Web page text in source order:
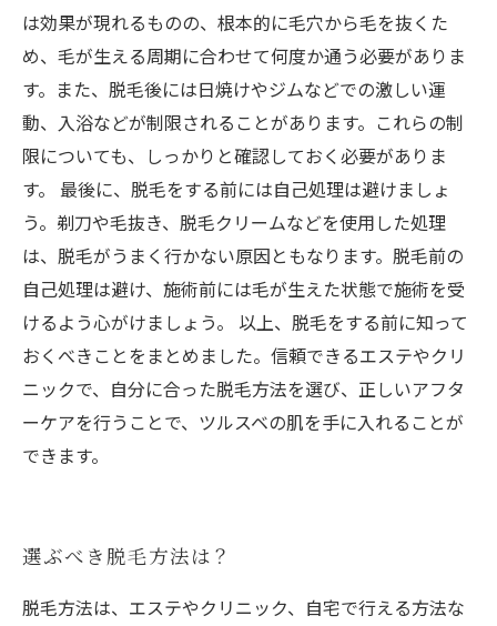
は効果が現れるものの、根本的に毛穴から毛を抜くた
め、毛が生える周期に合わせて何度か通う必要がありま
す。また、脱毛後には日焼けやジムなどでの激しい運
動、入浴などが制限されることがあります。これらの制
限についても、しっかりと確認しておく必要がありま
す。 最後に、脱毛をする前には自己処理は避けましょ
う。剃刀や毛抜き、脱毛クリームなどを使用した処理
は、脱毛がうまく行かない原因ともなります。脱毛前の
自己処理は避け、施術前には毛が生えた状態で施術を受
けるよう心がけましょう。 以上、脱毛をする前に知って
おくべきことをまとめました。信頼できるエステやクリ
ニックで、自分に合った脱毛方法を選び、正しいアフタ
ーケアを行うことで、ツルスベの肌を手に入れることが
できます。
選ぶべき脱毛方法は？
脱毛方法は、エステやクリニック、自宅で行える方法な